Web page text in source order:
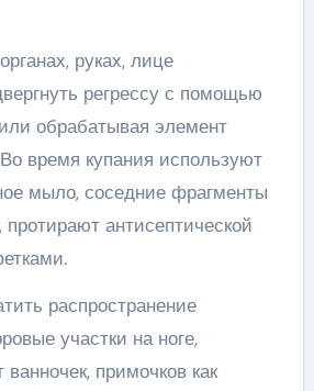
руках, лице
регрессу с помощью
обрабатывая элемент
время купания используют
мыло, соседние фрагменты
антисептической
распространение
участки на ноге,
примочков как